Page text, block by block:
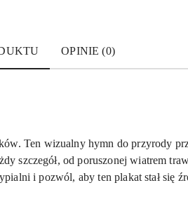
OPINIE (0)
Ten wizualny hymn do przyrody
szczegół, od poruszonej wiatrem
i pozwól, aby ten plakat stał się